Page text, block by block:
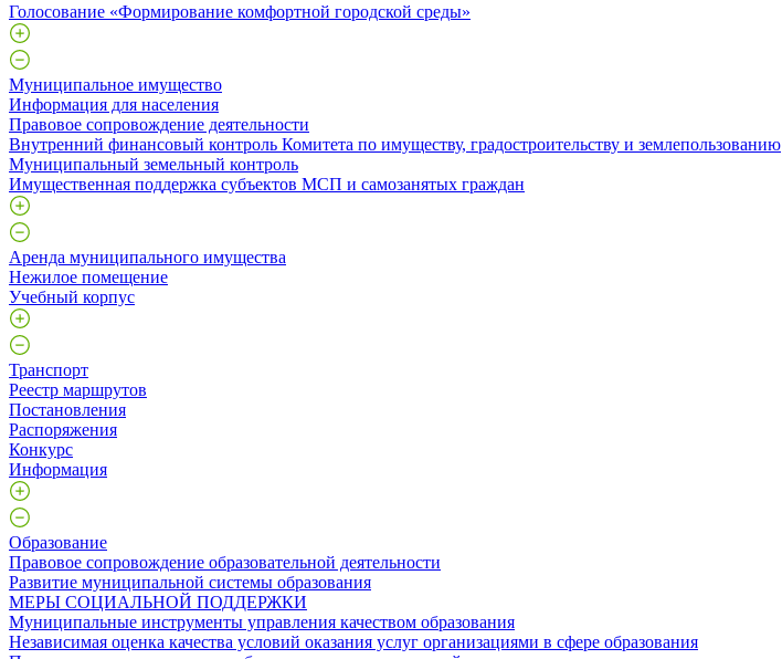
Голосование «Формирование комфортной городской среды»
Муниципальное имущество
Информация для населения
Правовое сопровождение деятельности
Внутренний финансовый контроль Комитета по имуществу, градостроительству и землепользованию
Муниципальный земельный контроль
Имущественная поддержка субъектов МСП и самозанятых граждан
Аренда муниципального имущества
Нежилое помещение
Учебный корпус
Транспорт
Реестр маршрутов
Постановления
Распоряжения
Конкурс
Информация
Образование
Правовое сопровождение образовательной деятельности
Развитие муниципальной системы образования
МЕРЫ СОЦИАЛЬНОЙ ПОДДЕРЖКИ
Муниципальные инструменты управления качеством образования
Независимая оценка качества условий оказания услуг организациями в сфере образования